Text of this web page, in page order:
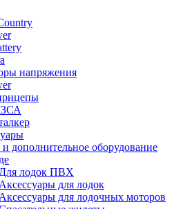
напряжения
дополнительное оборудование
Для лодок ПВХ
Аксессуары для лодок
Аксессуары для лодочных моторов